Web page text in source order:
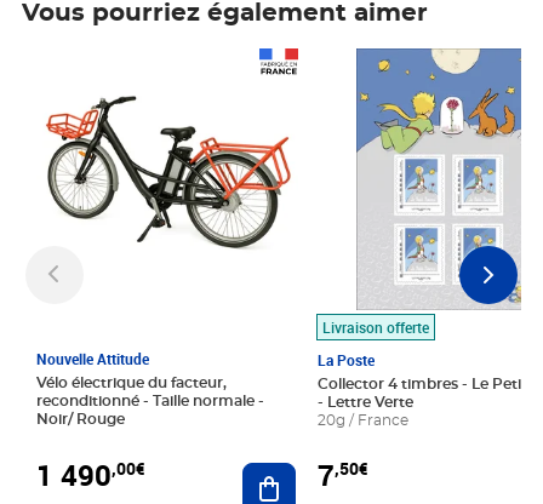
Vous pourriez également aimer
Nouvelle Attitude
Vélo électrique du facteur,
reconditionné - Taille normale -
Noir/ Rouge
1 490,00€ Ajouter au panier
Livraison offerte
La Poste
Collector 4 timbres - Le Petit
- Lettre Verte
20g / France
7,50€
Prix 7,50€